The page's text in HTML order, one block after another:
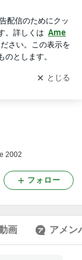
け取りまし
開く
2002
フォロー
画 アメン